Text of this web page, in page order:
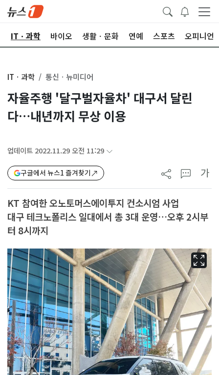
ITㆍ과학 바이오 생활ㆍ문화 연예 스포츠 오피니언
ITㆍ과학 통신ㆍ뉴미디어
자율주행 '달구벌자율차' 대구서 달린
다…내년까지 무상 이용
업데이트 2022.11.29 오전 11:29
구글에서 뉴스1 즐겨찾기 가
KT 참여한 오노토머스에이투지 컨소시엄 사업
대구 테크노폴리스 일대에서 총 3대 운영…오후 2시부
터 8시까지